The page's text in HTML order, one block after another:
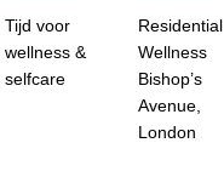
Tijd voor
wellness &
selfcare
Residential
Wellness
Bishop’s
Avenue,
London